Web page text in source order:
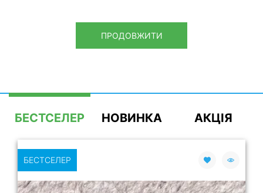
ПРОДОВЖИТИ
БЕСТСЕЛЕР НОВИНКА АКЦІЯ
БЕСТСЕЛЕР